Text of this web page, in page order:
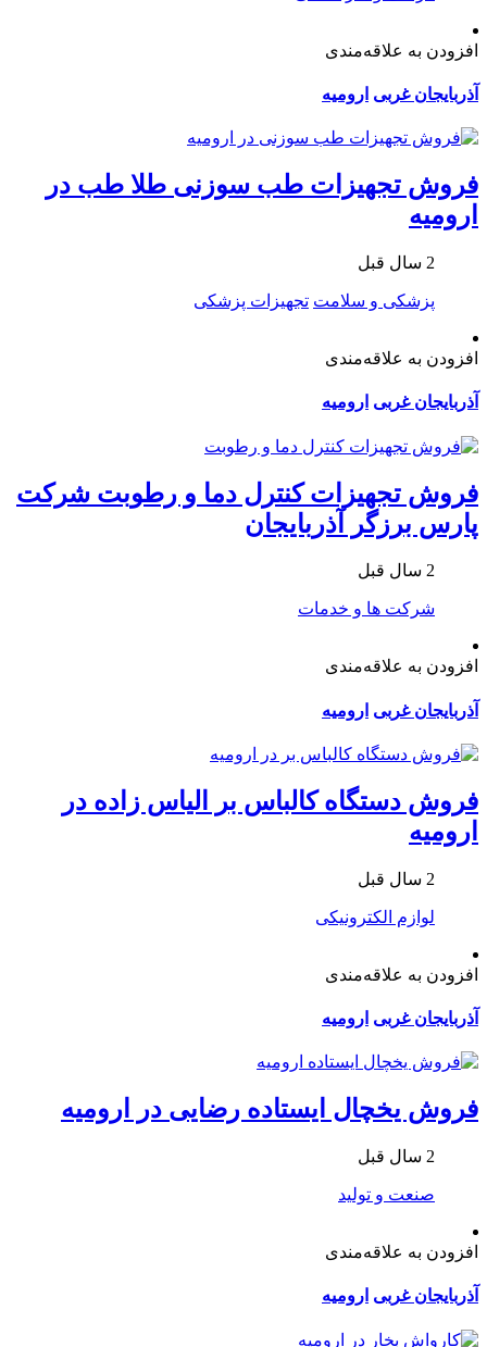
افزودن به علاقه‌مندی
آذربایجان غربی ارومیه
فروش تجهیزات طب سوزنی طلا طب در
ارومیه
2 سال قبل
پزشکی و سلامت تجهیزات پزشکی
افزودن به علاقه‌مندی
آذربایجان غربی ارومیه
فروش تجهیزات کنترل دما و رطوبت شرکت
پارس برزگر آذربایجان
2 سال قبل
شرکت ها و خدمات
افزودن به علاقه‌مندی
آذربایجان غربی ارومیه
فروش دستگاه کالباس بر الیاس زاده در
ارومیه
2 سال قبل
لوازم الکترونیکی
افزودن به علاقه‌مندی
آذربایجان غربی ارومیه
فروش یخچال ایستاده رضایی در ارومیه
2 سال قبل
صنعت و تولید
افزودن به علاقه‌مندی
آذربایجان غربی ارومیه